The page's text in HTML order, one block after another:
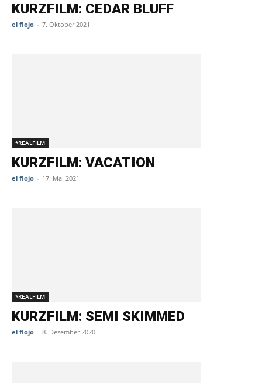
KURZFILM: CEDAR BLUFF
el flojo - 7. Oktober 2021
*REALFILM
KURZFILM: VACATION
el flojo - 17. Mai 2021
*REALFILM
KURZFILM: SEMI SKIMMED
el flojo - 8. Dezember 2020